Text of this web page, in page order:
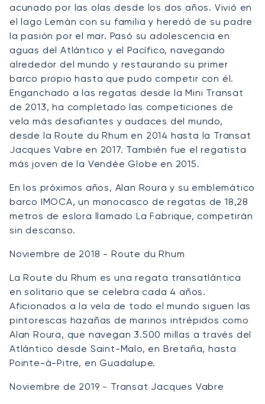
acunado por las olas desde los dos años. Vivió en
el lago Lemán con su familia y heredó de su padre
la pasión por el mar. Pasó su adolescencia en
aguas del Atlántico y el Pacífico, navegando
alrededor del mundo y restaurando su primer
barco propio hasta que pudo competir con él.
Enganchado a las regatas desde la Mini Transat
de 2013, ha completado las competiciones de
vela más desafiantes y audaces del mundo,
desde la Route du Rhum en 2014 hasta la Transat
Jacques Vabre en 2017. También fue el regatista
más joven de la Vendée Globe en 2015.
En los próximos años, Alan Roura y su emblemático
barco IMOCA, un monocasco de regatas de 18,28
metros de eslora llamado La Fabrique, competirán
sin descanso.
Noviembre de 2018 - Route du Rhum
La Route du Rhum es una regata transatlántica
en solitario que se celebra cada 4 años.
Aficionados a la vela de todo el mundo siguen las
pintorescas hazañas de marinos intrépidos como
Alan Roura, que navegan 3.500 millas a través del
Atlántico desde Saint-Malo, en Bretaña, hasta
Pointe-à-Pitre, en Guadalupe.
Noviembre de 2019 - Transat Jacques Vabre